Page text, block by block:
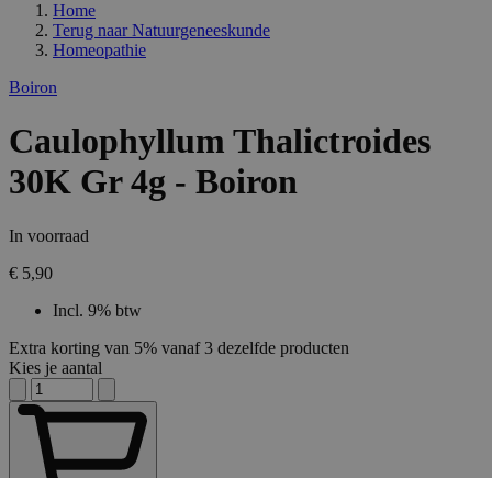
Home
Terug naar Natuurgeneeskunde
Homeopathie
Boiron
Caulophyllum Thalictroides
30K Gr 4g - Boiron
In voorraad
€ 5,90
Incl. 9% btw
Extra korting van 5% vanaf 3 dezelfde producten
Kies je aantal